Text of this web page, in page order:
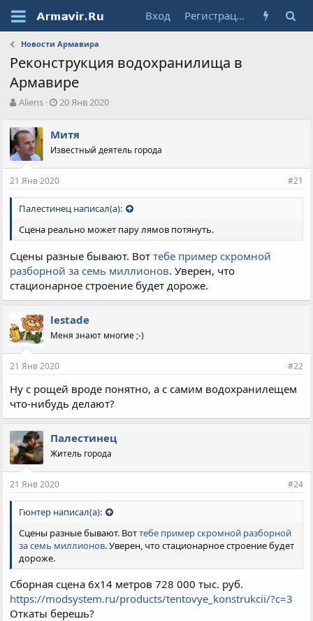
Вход Регистрация
Новости Армавира
Реконструкция водохранилища в
Армавире
А
т
о
р
т
е
ы
Aliens
Д
а
н
л
а
20 Янв 2020
Митя
Известный деятель города
21 Янв 2020 #21
Палестинец написал(а):
Сцена реально может пару лямов потянуть.
Сцены разные бывают. Воттебе пример скромной
разборной за семь миллионов. Уверен, что
стационарное строение будет дороже.
lestade
Меня знают многие ;-)
21 Янв 2020 #22
Ну с рощей вроде понятно, а с самим водохранилещем
что-нибудь делают?
Палестинец
Житель города
21 Янв 2020 #24
Гюнтер написал(а):
Сцены разные бывают. Воттебе пример скромной разборной
за семь миллионов. Уверен, что стационарное строение будет
дороже.
Сборная сцена 6х14 метров 728 000 тыс. руб.
https://modsystem.ru/products/tentovye_konstrukcii/?c=3
Откаты берешь?